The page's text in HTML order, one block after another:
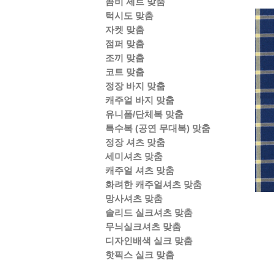
턱시도 맞춤
자켓 맞춤
점퍼 맞춤
조끼 맞춤
코트 맞춤
정장 바지 맞춤
캐주얼 바지 맞춤
유니폼/단체복 맞춤
특수복 (공연 무대복) 맞춤
정장 셔츠 맞춤
세미셔츠 맞춤
캐주얼 셔츠 맞춤
화려한 캐주얼셔츠 맞춤
망사셔츠 맞춤
솔리드 실크셔츠 맞춤
무늬실크셔츠 맞춤
디자인배색 실크 맞춤
핫픽스 실크 맞춤